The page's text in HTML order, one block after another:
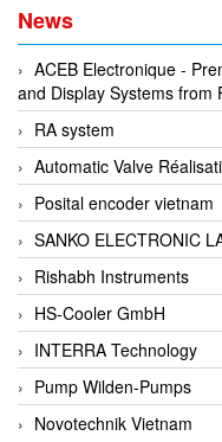
DESAX
DET-TRONICS
Deublin
Diakont
Dias Infrared
DINA Elektronik
Dinel
Di-Soric
Di-Soric
Dixon Valve
Doctor Led Vietnam
DOLD - Autho ANS
News
ACEB Electronique -
and Display Systems from
RA system
Automatic Valve
Posital encoder vietnam
SANKO ELECTRONIC
Rishabh Instruments
HS-Cooler GmbH
INTERRA Technology
Pump Wilden-Pumps
Novotechnik Vietnam